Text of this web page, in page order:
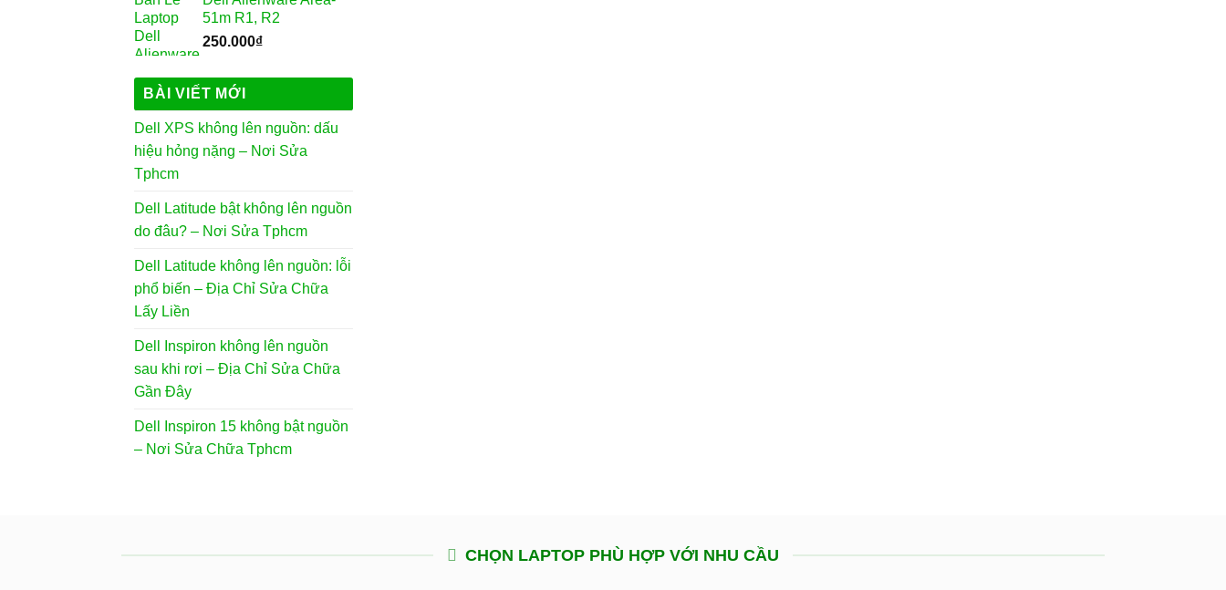
51m R1, R2
250.000₫
BÀI VIẾT MỚI
Dell XPS không lên nguồn: dấu
hiệu hỏng nặng – Nơi Sửa
Tphcm
Dell Latitude bật không lên nguồn
do đâu? – Nơi Sửa Tphcm
Dell Latitude không lên nguồn: lỗi
phổ biến – Địa Chỉ Sửa Chữa
Lấy Liền
Dell Inspiron không lên nguồn
sau khi rơi – Địa Chỉ Sửa Chữa
Gần Đây
Dell Inspiron 15 không bật nguồn
– Nơi Sửa Chữa Tphcm
CHỌN LAPTOP PHÙ HỢP VỚI NHU CẦU